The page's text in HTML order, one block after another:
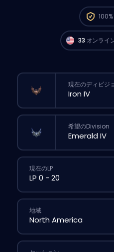
100%
North
すぐ注文スタ
33 オンライ
現在のディビジ
希望のDivision
現在のLP
地域